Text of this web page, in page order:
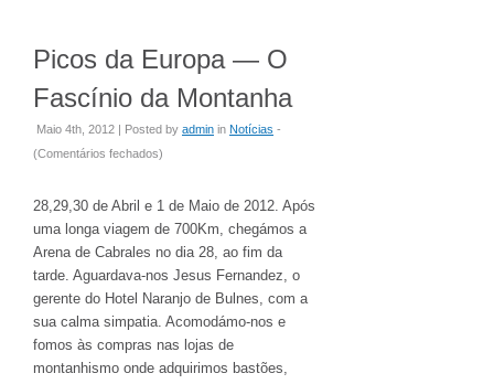
Picos da Europa — O
Fascínio da Montanha
Maio 4th, 2012 | Posted by admin in Notícias -
(Comentários fechadosem
da
Europa
Fascínio
da
Montanha
)
28,29,30 de Abril e 1 de Maio de 2012. Após
uma longa viagem de 700Km, chegámos a
Arena de Cabrales no dia 28, ao fim da
tarde. Aguardava-nos Jesus Fernandez, o
gerente do Hotel Naranjo de Bulnes, com a
sua calma simpatia. Acomodámo-nos e
fomos às compras nas lojas de
montanhismo onde adquirimos bastões,